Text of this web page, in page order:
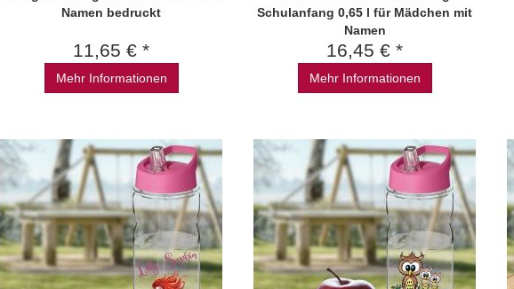
Namen bedruckt
11,65 € *
Mehr Informationen
Schulanfang 0,65 l für Mädchen mit
Namen
16,45 € *
Mehr Informationen